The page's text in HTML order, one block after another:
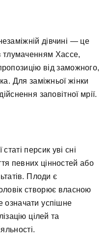
дівчині — це
тлумаченням Хассе,
від заможного,
Для заміжньої жінки
заповітної мрії.
персик уві сні
певних цінностей або
Плоди є
створює власною
успішне
цілей та